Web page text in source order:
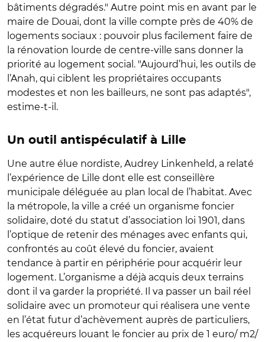
bâtiments dégradés." Autre point mis en avant par le
maire de Douai, dont la ville compte près de 40% de
logements sociaux : pouvoir plus facilement faire de
la rénovation lourde de centre-ville sans donner la
priorité au logement social. "Aujourd’hui, les outils de
l’Anah, qui ciblent les propriétaires occupants
modestes et non les bailleurs, ne sont pas adaptés",
estime-t-il.
Un outil antispéculatif à Lille
Une autre élue nordiste, Audrey Linkenheld, a relaté
l’expérience de Lille dont elle est conseillère
municipale déléguée au plan local de l’habitat. Avec
la métropole, la ville a créé un organisme foncier
solidaire, doté du statut d’association loi 1901, dans
l’optique de retenir des ménages avec enfants qui,
confrontés au coût élevé du foncier, avaient
tendance à partir en périphérie pour acquérir leur
logement. L’organisme a déjà acquis deux terrains
dont il va garder la propriété. Il va passer un bail réel
solidaire avec un promoteur qui réalisera une vente
en l’état futur d’achèvement auprès de particuliers,
les acquéreurs louant le foncier au prix de 1 euro/ m2/